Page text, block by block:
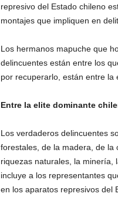
represivo del Estado chileno
montajes que impliquen en
Los hermanos mapuche que
delincuentes están entre los
por recuperarlo, están entre la
Entre la elite dominante
Los verdaderos delincuentes
forestales, de la madera, de la
riquezas naturales, la minería,
incluye a los representantes
en los aparatos represivos del